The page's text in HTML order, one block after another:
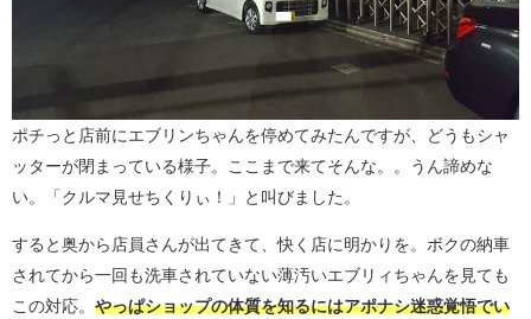
ポチっと店前にエブリンちゃんを停めてみたんですが、どうもシャ
ッターが閉まっている様子。ここまで来てそんな。。うん諦めな
い。「クルマ見せちくりぃ！」と叫びました。
すると奥から店員さんが出てきて、快く店に明かりを。ボクの納車
されてから一回も洗車されていない薄汚いエブリィちゃんを見ても
この対応。 やっぱショップの体質を知るにはアポナシ迷惑覚悟でい